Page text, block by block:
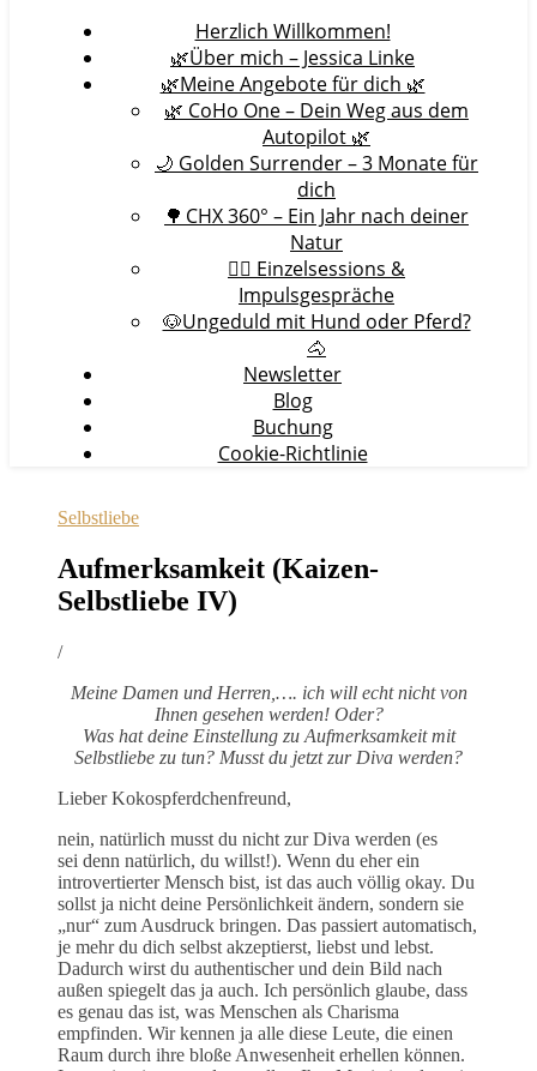
Herzlich Willkommen!
🌿Über mich – Jessica Linke
🌿Meine Angebote für dich 🌿
🌿 CoHo One – Dein Weg aus dem
Autopilot 🌿
🌙 Golden Surrender – 3 Monate für
dich
🌳 CHX 360° – Ein Jahr nach deiner
Natur
🧘‍♀️ Einzelsessions &
Impulsgespräche
🐶Ungeduld mit Hund oder Pferd?
🐴
Newsletter
Blog
Buchung
Cookie-Richtlinie
Selbstliebe
Aufmerksamkeit (Kaizen-
Selbstliebe IV)
/
Meine Damen und Herren,…. ich will echt nicht von
Ihnen gesehen werden! Oder?
Was hat deine Einstellung zu Aufmerksamkeit mit
Selbstliebe zu tun? Musst du jetzt zur Diva werden?
Lieber Kokospferdchenfreund,
nein, natürlich musst du nicht zur Diva werden (es
sei denn natürlich, du willst!). Wenn du eher ein
introvertierter Mensch bist, ist das auch völlig okay. Du
sollst ja nicht deine Persönlichkeit ändern, sondern sie
„nur“ zum Ausdruck bringen. Das passiert automatisch,
je mehr du dich selbst akzeptierst, liebst und lebst.
Dadurch wirst du authentischer und dein Bild nach
außen spiegelt das ja auch. Ich persönlich glaube, dass
es genau das ist, was Menschen als Charisma
empfinden. Wir kennen ja alle diese Leute, die einen
Raum durch ihre bloße Anwesenheit erhellen können.